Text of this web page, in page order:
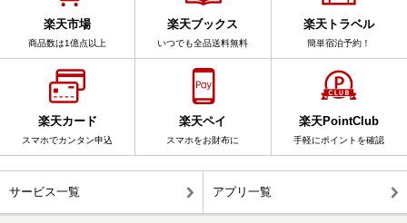
楽天市場
商品数は1億点以上
楽天ブックス
いつでも全品送料無料
楽天トラベル
簡単宿泊予約！
楽天カード
スマホでカンタン申込
楽天ペイ
スマホをお財布に
楽天PointClub
手軽にポイントを確認
サービス一覧 アプリ一覧